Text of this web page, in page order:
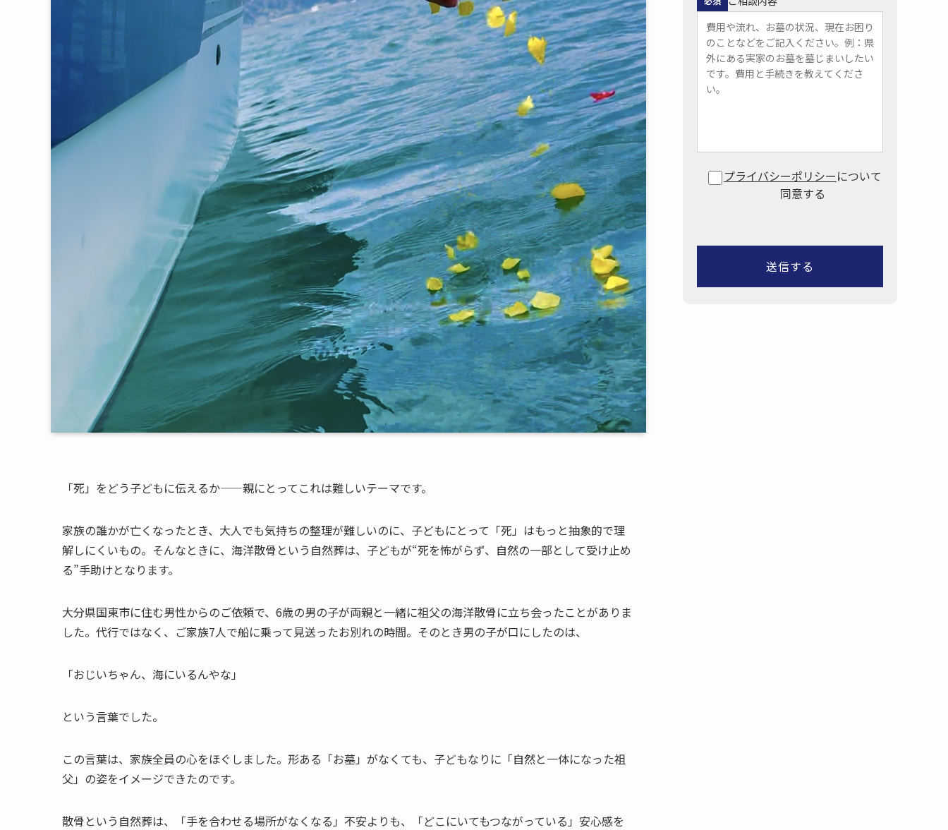
「死」をどう子どもに伝えるか——親にとってこれは難しいテーマです。
家族の誰かが亡くなったとき、大人でも気持ちの整理が難しいのに、子どもにとって「死」はもっと抽象的で理
解しにくいもの。そんなときに、海洋散骨という自然葬は、子どもが“死を怖がらず、自然の一部として受け止め
る”手助けとなります。
大分県国東市に住む男性からのご依頼で、6歳の男の子が両親と一緒に祖父の海洋散骨に立ち会ったことがありま
した。代行ではなく、ご家族7人で船に乗って見送ったお別れの時間。そのとき男の子が口にしたのは、
「おじいちゃん、海にいるんやな」
という言葉でした。
この言葉は、家族全員の心をほぐしました。形ある「お墓」がなくても、子どもなりに「自然と一体になった祖
父」の姿をイメージできたのです。
散骨という自然葬は、「手を合わせる場所がなくなる」不安よりも、「どこにいてもつながっている」安心感を
プライバシーポリシーについて
同意する